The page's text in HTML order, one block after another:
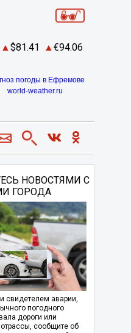
81.41 94.06
погоды в Ефремове
world-weather.ru
НОВОСТЯМИ С
ГОРОДА
свидетелем аварии,
погодного
дороги или
сообщите об